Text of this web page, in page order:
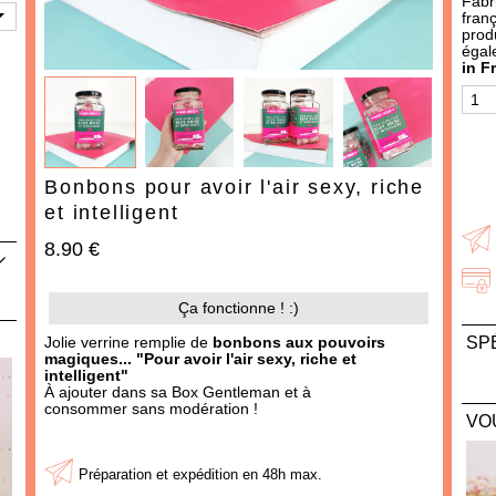
Bonbons pour avoir l'air sexy, riche
et intelligent
8.90 €
Ça fonctionne ! :)
Jolie verrine remplie de bonbons aux pouvoirs
magiques... "Pour avoir l'air sexy, riche et
intelligent"
À ajouter dans sa Box Gentleman et à
consommer sans modération !
Préparation et expédition en 48h max.
in
OCCASIONS
THÈMES
487 produits
AJOUTER À MA BOX
Moutarde à l'ancienne -
AJOUTER À MA BOX